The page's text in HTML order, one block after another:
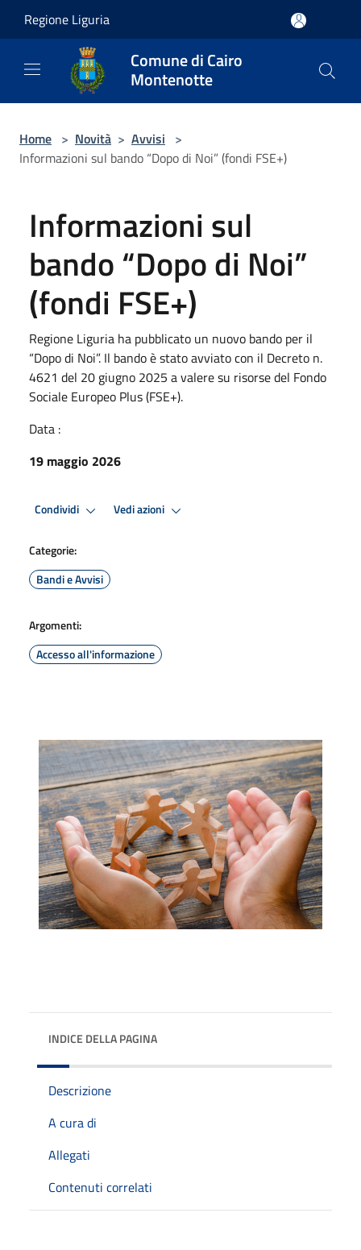
Regione Liguria
Comune di Cairo
Montenotte
Home > Novità > Avvisi >
Informazioni sul bando “Dopo di Noi” (fondi FSE+)
Informazioni sul
bando “Dopo di Noi”
(fondi FSE+)
Regione Liguria ha pubblicato un nuovo bando per il
“Dopo di Noi”. Il bando è stato avviato con il Decreto n.
4621 del 20 giugno 2025 a valere su risorse del Fondo
Sociale Europeo Plus (FSE+).
Data :
19 maggio 2026
Condividi Vedi azioni
Categorie:
Bandi e Avvisi
Argomenti:
Accesso all'informazione
INDICE DELLA PAGINA
Descrizione
A cura di
Allegati
Contenuti correlati